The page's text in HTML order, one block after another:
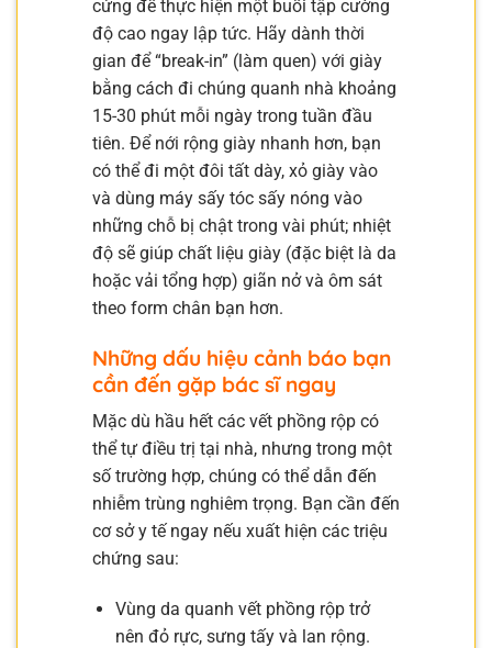
cứng để thực hiện một buổi tập cường
độ cao ngay lập tức. Hãy dành thời
gian để “break-in” (làm quen) với giày
bằng cách đi chúng quanh nhà khoảng
15-30 phút mỗi ngày trong tuần đầu
tiên. Để nới rộng giày nhanh hơn, bạn
có thể đi một đôi tất dày, xỏ giày vào
và dùng máy sấy tóc sấy nóng vào
những chỗ bị chật trong vài phút; nhiệt
độ sẽ giúp chất liệu giày (đặc biệt là da
hoặc vải tổng hợp) giãn nở và ôm sát
theo form chân bạn hơn.
Những dấu hiệu cảnh báo bạn
cần đến gặp bác sĩ ngay
Mặc dù hầu hết các vết phồng rộp có
thể tự điều trị tại nhà, nhưng trong một
số trường hợp, chúng có thể dẫn đến
nhiễm trùng nghiêm trọng. Bạn cần đến
cơ sở y tế ngay nếu xuất hiện các triệu
chứng sau:
Vùng da quanh vết phồng rộp trở
nên đỏ rực, sưng tấy và lan rộng.